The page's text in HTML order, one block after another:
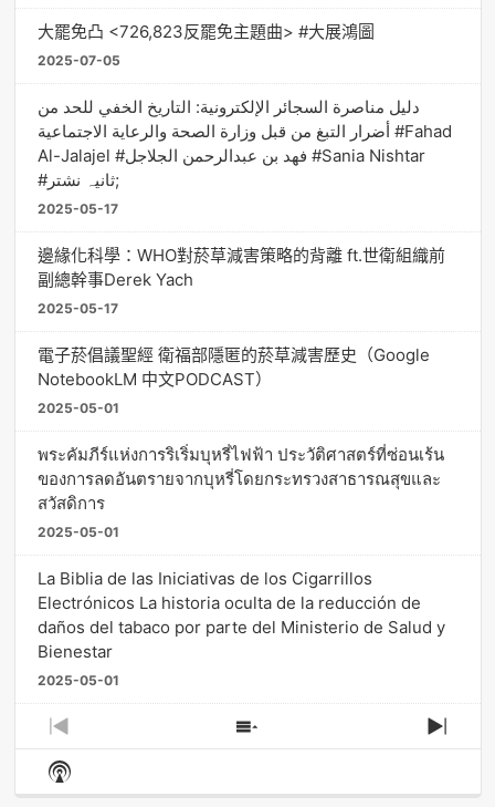
大罷免凸 <726,823反罷免主題曲> #大展鴻圖
2025-07-05
دليل مناصرة السجائر الإلكترونية: التاريخ الخفي للحد من
أضرار التبغ من قبل وزارة الصحة والرعاية الاجتماعية #Fahad
Al-Jalajel #فهد بن عبدالرحمن الجلاجل #Sania Nishtar
#ثانیہ نشتر;
2025-05-17
邊緣化科學：WHO對菸草減害策略的背離 ft.世衛組織前
副總幹事Derek Yach
2025-05-17
電子菸倡議聖經 衛福部隱匿的菸草減害歷史（Google
NotebookLM 中文PODCAST）
2025-05-01
พระคัมภีร์แห่งการริเริ่มบุหรี่ไฟฟ้า ประวัติศาสตร์ที่ซ่อนเร้น
ของการลดอันตรายจากบุหรี่โดยกระทรวงสาธารณสุขและ
สวัสดิการ
2025-05-01
La Biblia de las Iniciativas de los Cigarrillos
Electrónicos La historia oculta de la reducción de
daños del tabaco por parte del Ministerio de Salud y
Bienestar
2025-05-01
Previous
Episode
Show
Episodes
Next
Show
Podcast